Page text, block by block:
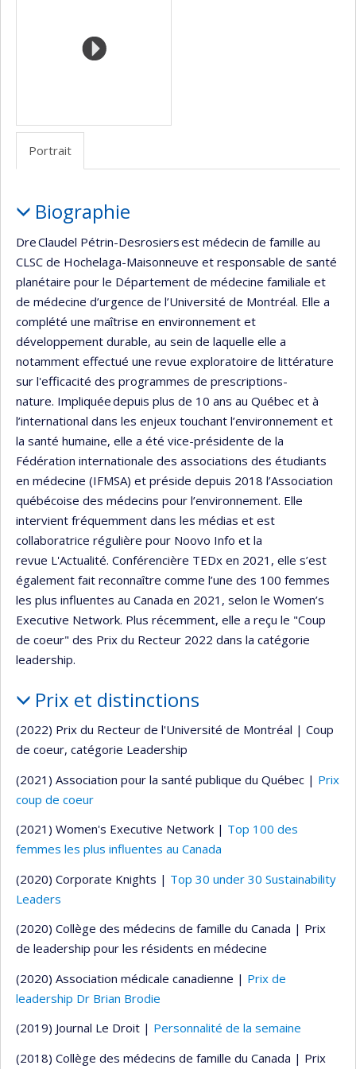
Portrait
Biographie
Dre Claudel Pétrin-Desrosiers est médecin de famille au
CLSC de Hochelaga-Maisonneuve et responsable de santé
planétaire pour le Département de médecine familiale et
de médecine d’urgence de l’Université de Montréal. Elle a
complété une maîtrise en environnement et
développement durable, au sein de laquelle elle a
notamment effectué une revue exploratoire de littérature
sur l'efficacité des programmes de prescriptions-
nature. Impliquée depuis plus de 10 ans au Québec et à
l’international dans les enjeux touchant l’environnement et
la santé humaine, elle a été vice-présidente de la
Fédération internationale des associations des étudiants
en médecine (IFMSA) et préside depuis 2018 l’Association
québécoise des médecins pour l’environnement. Elle
intervient fréquemment dans les médias et est
collaboratrice régulière pour Noovo Info et la
revue L'Actualité. Conférencière TEDx en 2021, elle s’est
également fait reconnaître comme l’une des 100 femmes
les plus influentes au Canada en 2021, selon le Women’s
Executive Network. Plus récemment, elle a reçu le "Coup
de coeur" des Prix du Recteur 2022 dans la catégorie
leadership.
Prix et distinctions
(2022) Prix du Recteur de l'Université de Montréal | Coup
de coeur, catégorie Leadership
(2021) Association pour la santé publique du Québec | Prix
coup de coeur
(2021) Women's Executive Network | Top 100 des
femmes les plus influentes au Canada
(2020) Corporate Knights | Top 30 under 30 Sustainability
Leaders
(2020) Collège des médecins de famille du Canada | Prix
de leadership pour les résidents en médecine
(2020) Association médicale canadienne | Prix de
leadership Dr Brian Brodie
(2019) Journal Le Droit | Personnalité de la semaine
(2018) Collège des médecins de famille du Canada | Prix